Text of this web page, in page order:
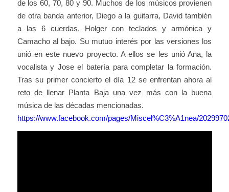
de los 60, 70, 80 y 90. Muchos de los músicos provienen
de otra banda anterior, Diego a la guitarra, David también
a las 6 cuerdas, Holger con teclados y armónica y
Camacho al bajo. Su mutuo interés por las versiones los
unió en este nuevo proyecto. A ellos se les unió Ana, la
vocalista y Jose el batería para completar la formación.
Tras su primer concierto el día 12 se enfrentan ahora al
reto de llenar Planta Baja una vez más con la buena
música de las décadas mencionadas.
https://www.facebook.com/pages/Miscel%C3%A1nea/